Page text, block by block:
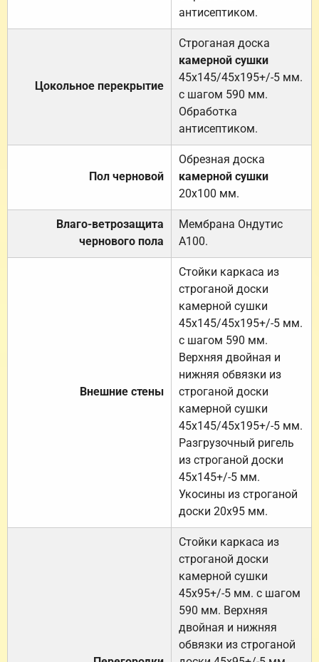
антисептиком.
Цокольное перекрытие
Строганая доска
камерной сушки
45х145/45х195+/-5 мм.
с шагом 590 мм.
Обработка
антисептиком.
Пол черновой
Обрезная доска
камерной сушки
20х100 мм.
Влаго-ветрозащита
чернового пола
Мембрана Ондутис
А100.
Внешние стены
Стойки каркаса из
строганой доски
камерной сушки
45х145/45х195+/-5 мм.
с шагом 590 мм.
Верхняя двойная и
нижняя обвязки из
строганой доски
камерной сушки
45х145/45х195+/-5 мм.
Разгрузочный ригель
из строганой доски
45х145+/-5 мм.
Укосины из строганой
доски 20х95 мм.
Стойки каркаса из
строганой доски
камерной сушки
45х95+/-5 мм. с шагом
590 мм. Верхняя
двойная и нижняя
обвязки из строганой